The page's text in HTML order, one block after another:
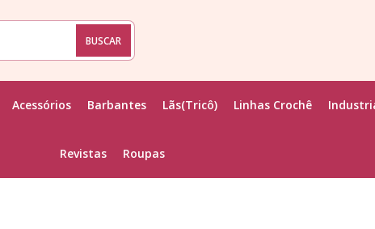
BUSCAR
Acessórios Barbantes Lãs(Tricô) Linhas Crochê
Revistas Roupas